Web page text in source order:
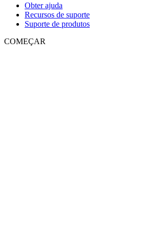
Obter ajuda
Recursos de suporte
Suporte de produtos
COMEÇAR